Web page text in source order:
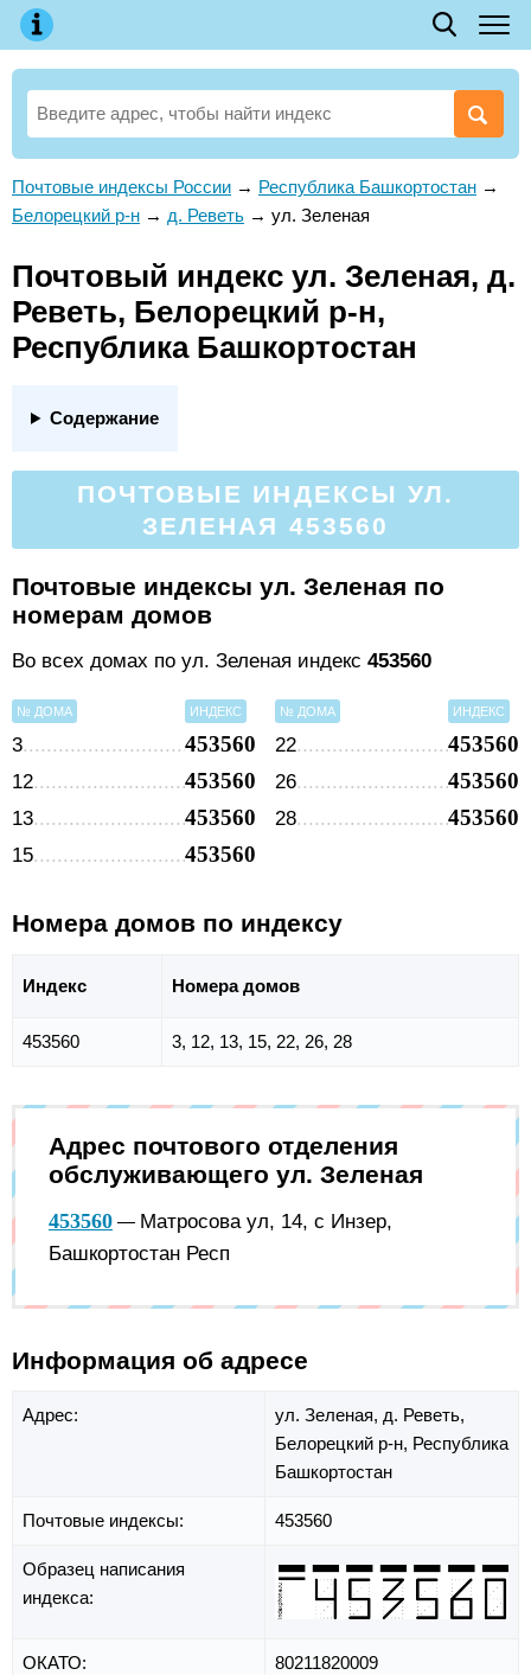
Почтовые индексы России → Республика Башкортостан →
Белорецкий р-н → д. Реветь → ул. Зеленая
Почтовый индекс ул. Зеленая, д.
Реветь, Белорецкий р-н,
Республика Башкортостан
Содержание
ПОЧТОВЫЕ ИНДЕКСЫ УЛ.
ЗЕЛЕНАЯ 453560
Почтовые индексы ул. Зеленая по
номерам домов
Во всех домах по ул. Зеленая индекс 453560
№ ДОМА ИНДЕКС
3 453560
12 453560
13 453560
15 453560
№ ДОМА ИНДЕКС
22 453560
26 453560
28 453560
Номера домов по индексу
Индекс Номера домов
453560 3, 12, 13, 15, 22, 26, 28
Адрес почтового отделения
обслуживающего ул. Зеленая
453560 — Матросова ул, 14, с Инзер,
Башкортостан Респ
Информация об адресе
Адрес: ул. Зеленая, д. Реветь,
Белорецкий р-н, Республика
Башкортостан
Почтовые индексы: 453560
Образец написания
индекса:
ОКАТО: 80211820009